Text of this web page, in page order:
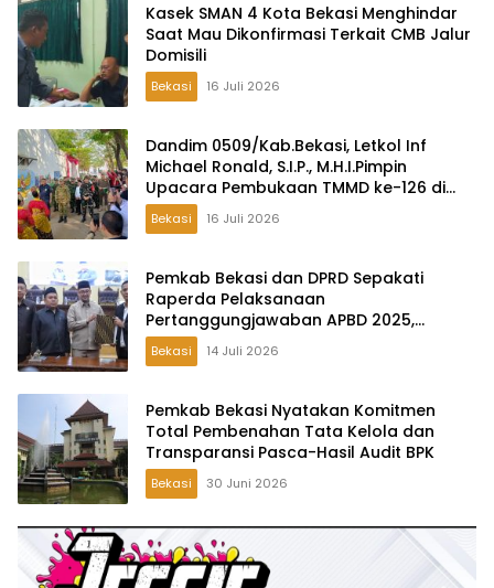
Kasek SMAN 4 Kota Bekasi Menghindar
Saat Mau Dikonfirmasi Terkait CMB Jalur
Domisili
Bekasi 16 Juli 2026
Dandim 0509/Kab.Bekasi, Letkol Inf
Michael Ronald, S.I.P., M.H.I.Pimpin
Upacara Pembukaan TMMD ke-126 di
Desa Wibawamulya
Bekasi 16 Juli 2026
Pemkab Bekasi dan DPRD Sepakati
Raperda Pelaksanaan
Pertanggungjawaban APBD 2025,
Perkuat Akuntabilitas Tata Kelola
Keuangan Daerah
Bekasi 14 Juli 2026
Pemkab Bekasi Nyatakan Komitmen
Total Pembenahan Tata Kelola dan
Transparansi Pasca-Hasil Audit BPK
Bekasi 30 Juni 2026